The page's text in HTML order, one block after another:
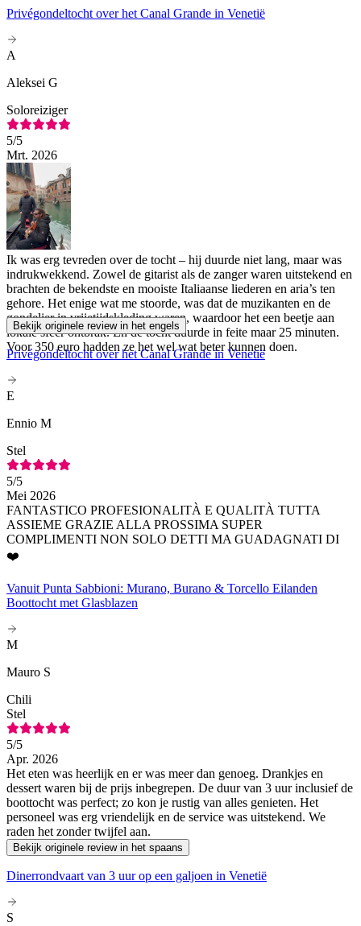
Privégondeltocht over het Canal Grande in Venetië
A
Aleksei G
Soloreiziger
5/5
Mrt. 2026
Ik was erg tevreden over de tocht – hij duurde niet lang, maar was
indrukwekkend. Zowel de gitarist als de zanger waren uitstekend en
brachten de bekendste en mooiste Italiaanse liederen en aria’s ten
gehore. Het enige wat me stoorde, was dat de muzikanten en de
gondelier in vrijetijdskleding waren, waardoor het een beetje aan
lokale sfeer ontbrak. En de tocht duurde in feite maar 25 minuten.
Voor 350 euro hadden ze het wel wat beter kunnen doen.
Bekijk originele review in het engels
Privégondeltocht over het Canal Grande in Venetië
E
Ennio M
Stel
5/5
Mei 2026
FANTASTICO PROFESIONALITÀ E QUALITÀ TUTTA
ASSIEME GRAZIE ALLA PROSSIMA SUPER
COMPLIMENTI NON SOLO DETTI MA GUADAGNATI DI
❤️
Vanuit Punta Sabbioni: Murano, Burano & Torcello Eilanden
Boottocht met Glasblazen
M
Mauro S
Chili
Stel
5/5
Apr. 2026
Het eten was heerlijk en er was meer dan genoeg. Drankjes en
dessert waren bij de prijs inbegrepen. De duur van 3 uur inclusief de
boottocht was perfect; zo kon je rustig van alles genieten. Het
personeel was erg vriendelijk en de service was uitstekend. We
raden het zonder twijfel aan.
Bekijk originele review in het spaans
Dinerrondvaart van 3 uur op een galjoen in Venetië
S